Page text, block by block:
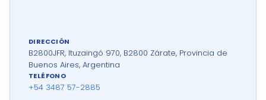
DIRECCIÓN
B2800JFR, Ituzaingó 970, B2800 Zárate, Provincia de
Buenos Aires, Argentina
TELÉFONO
+54 3487 57-2885